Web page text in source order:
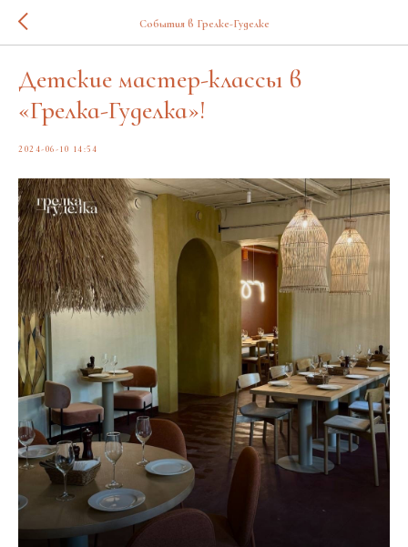
События в Грелке-Гуделке
Детские мастер-классы в
«Грелка-Гуделка»!
2024-06-10 14:54